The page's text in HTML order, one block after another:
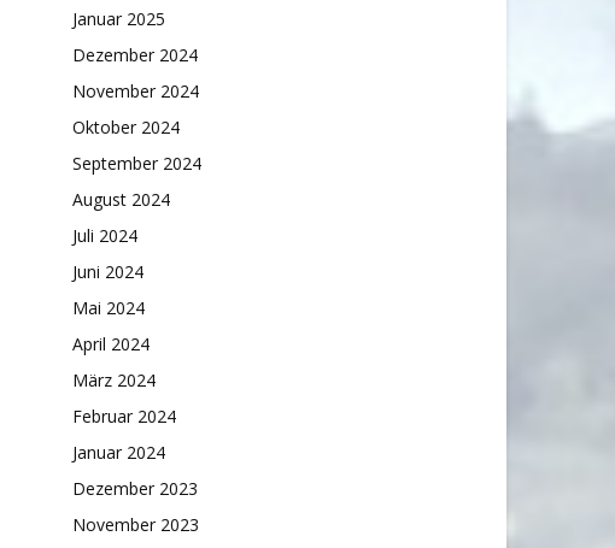
Januar 2025
Dezember 2024
November 2024
Oktober 2024
September 2024
August 2024
Juli 2024
Juni 2024
Mai 2024
April 2024
März 2024
Februar 2024
Januar 2024
Dezember 2023
November 2023